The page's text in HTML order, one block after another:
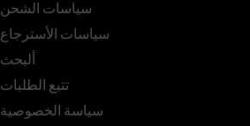
سياسات الشحن
سياسات الأسترجاع
ألبحث
تتبع الطلبات
سياسة الخصوصية